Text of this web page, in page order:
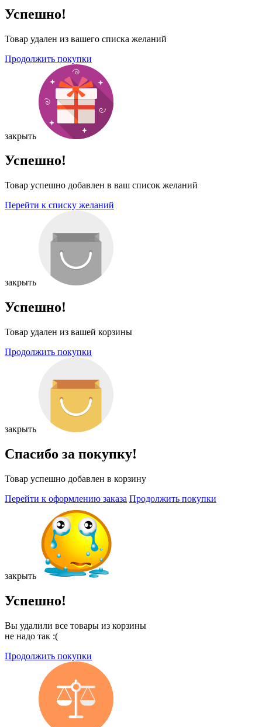
Успешно!
Товар удален из вашего списка желаний
Продолжить покупки
закрыть
Успешно!
Товар успешно добавлен в ваш список желаний
Перейти к списку желаний
закрыть
Успешно!
Товар удален из вашей корзины
Продолжить покупки
закрыть
Спасибо за покупку!
Товар успешно добавлен в корзину
Перейти к оформлению заказа Продолжить покупки
закрыть
Успешно!
Вы удалили все товары из корзины
не надо так :(
Продолжить покупки